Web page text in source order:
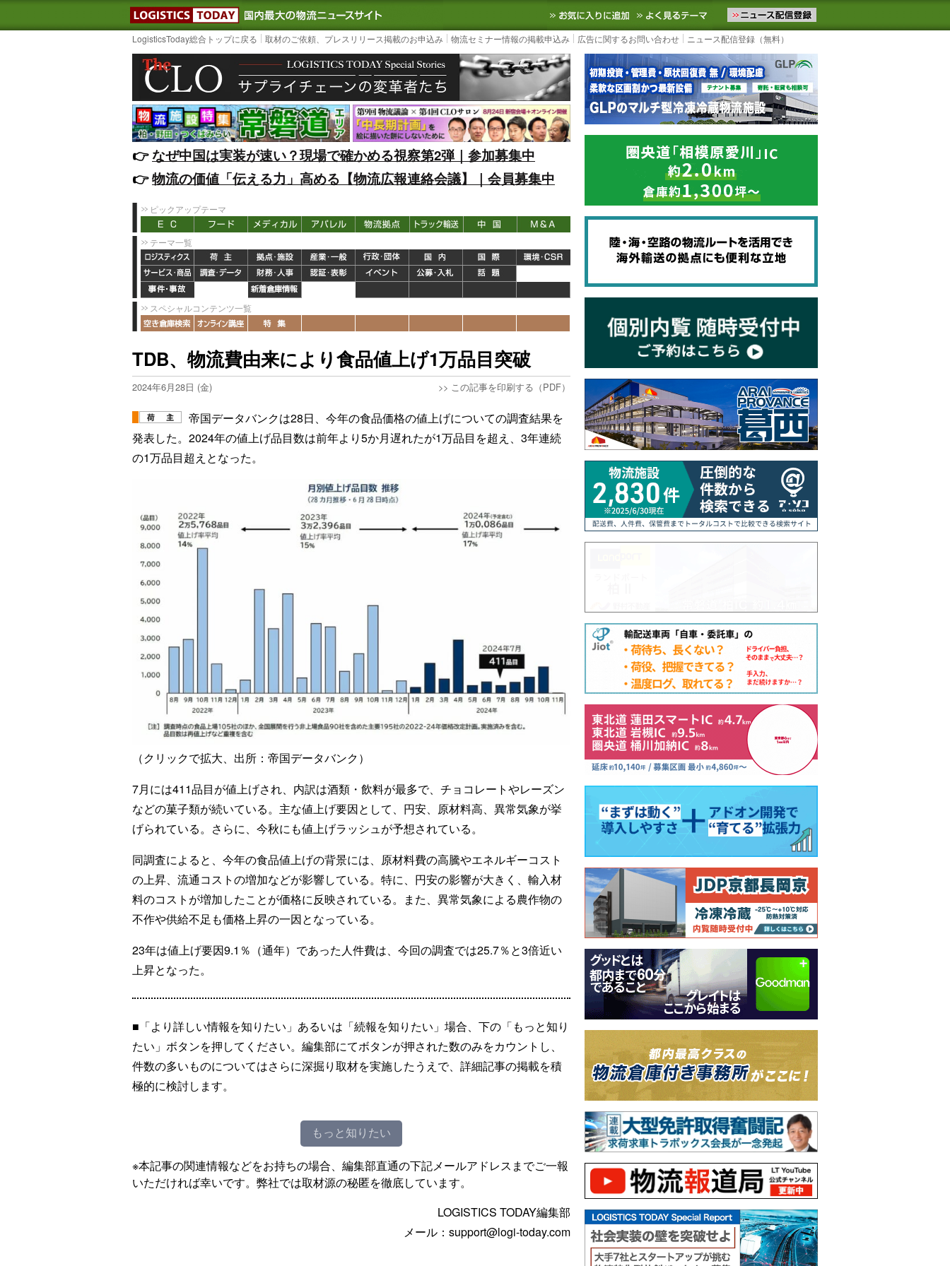
LOGISTICS TODAY｜国内最大の物流ニュースサイト3PL, SCMなど国内外の最新の物流ニュースをお届けします。物流ニュースメール配信を登録す
お気に入りに追加 よく見るテーマ
LogisticsToday総合トップに戻る 取材のご依頼、プレスリリース掲載のお申込み 物流セミナー情報の掲載申込み 広告に関するお問い合わせ ニュース配信登録（無料）
👉️なぜ中国は実装が速い？現場で確かめる視察第2弾｜参加募集中
👉️物流の価値「伝える力」高める【物流広報連絡会議】｜会員募集中
ピックアップテーマ
テーマ一覧
スペシャルコンテンツ一覧
TDB、物流費由来により食品値上げ1万品目突破
2024年6月28日 (金) >> この記事を印刷する（PDF）
帝国データバンクは28日、今年の食品価格の値上げについての調査結果を
発表した。2024年の値上げ品目数は前年より5か月遅れたが1万品目を超え、3年連続
の1万品目超えとなった。
（クリックで拡大、出所：帝国データバンク）
7月には411品目が値上げされ、内訳は酒類・飲料が最多で、チョコレートやレーズン
などの菓子類が続いている。主な値上げ要因として、円安、原材料高、異常気象が挙
げられている。さらに、今秋にも値上げラッシュが予想されている。
同調査によると、今年の食品値上げの背景には、原材料費の高騰やエネルギーコスト
の上昇、流通コストの増加などが影響している。特に、円安の影響が大きく、輸入材
料のコストが増加したことが価格に反映されている。また、異常気象による農作物の
不作や供給不足も価格上昇の一因となっている。
23年は値上げ要因9.1％（通年）であった人件費は、今回の調査では25.7％と3倍近い
上昇となった。
■「より詳しい情報を知りたい」あるいは「続報を知りたい」場合、下の「もっと知り
たい」ボタンを押してください。編集部にてボタンが押された数のみをカウントし、
件数の多いものについてはさらに深掘り取材を実施したうえで、詳細記事の掲載を積
極的に検討します。
もっと知りたい
※本記事の関連情報などをお持ちの場合、編集部直通の下記メールアドレスまでご一報
いただければ幸いです。弊社では取材源の秘匿を徹底しています。
LOGISTICS TODAY編集部
メール：support@logi-today.com